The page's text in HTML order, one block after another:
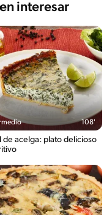
interesar
108'
de acelga: plato delicioso